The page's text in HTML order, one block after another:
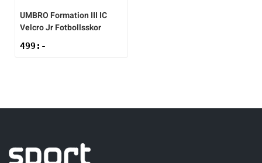
UMBRO Formation III IC
Velcro Jr Fotbollsskor
499 :-